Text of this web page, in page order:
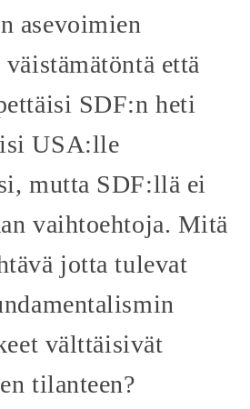
asevoimien
että
SDF:n heti
USA:lle
mutta SDF:llä ei
vaihtoehtoja. Mitä
jotta tulevat
välttäisivät
tilanteen?